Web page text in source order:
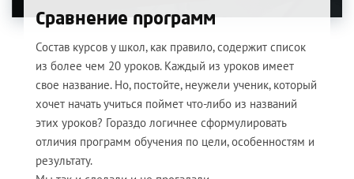
Cравнение программ
Состав курсов у школ, как правило, содержит список
из более чем 20 уроков. Каждый из уроков имеет
свое название. Но, постойте, неужели ученик, который
хочет начать учиться поймет что-либо из названий
этих уроков? Гораздо логичнее сформулировать
отличия программ обучения по цели, особенностям и
результату.